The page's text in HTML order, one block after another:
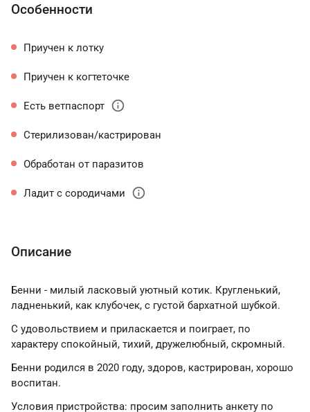
Особенности
Приучен к лотку
Приучен к когтеточке
Есть ветпаспорт info
Стерилизован/кастрирован
Обработан от паразитов
Ладит с сородичами info
Описание
Бенни - милый ласковый уютный котик. Кругленький,
ладненький, как клубочек, с густой бархатной шубкой.
С удовольствием и приласкается и поиграет, по
характеру спокойный, тихий, дружелюбный, скромный.
Бенни родился в 2020 году, здоров, кастрирован, хорошо
воспитан.
Условия пристройства: просим заполнить анкету по